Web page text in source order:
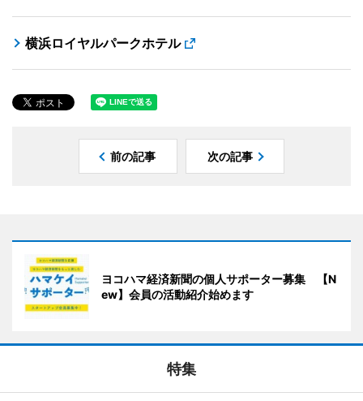
横浜ロイヤルパークホテル
前の記事 次の記事
ヨコハマ経済新聞の個人サポーター募集 【N
ew】会員の活動紹介始めます
特集